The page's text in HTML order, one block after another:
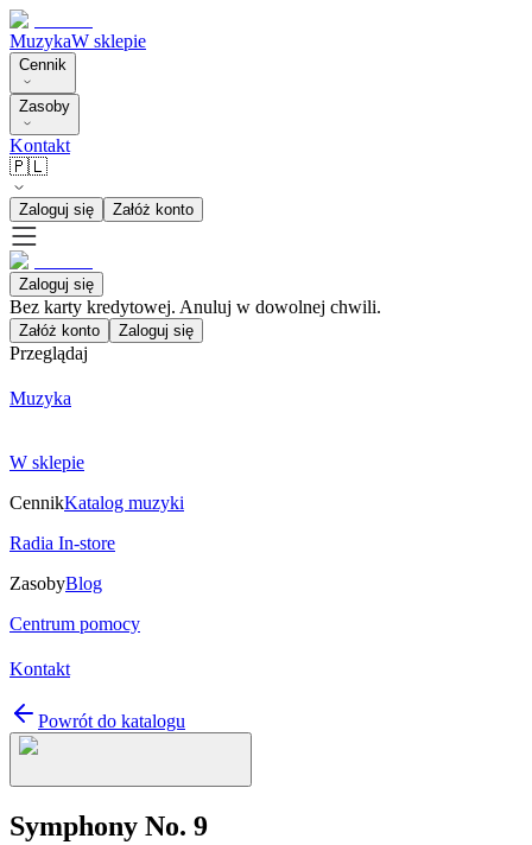
MuzykaW sklepie
Cennik
Zasoby
Kontakt
🇵🇱
Zaloguj się Załóż konto
Zaloguj się
Bez karty kredytowej. Anuluj w dowolnej chwili.
Załóż konto Zaloguj się
Przeglądaj
Muzyka
W sklepie
CennikKatalog muzyki
Radia In-store
ZasobyBlog
Centrum pomocy
Kontakt
Powrót do katalogu
Symphony No. 9